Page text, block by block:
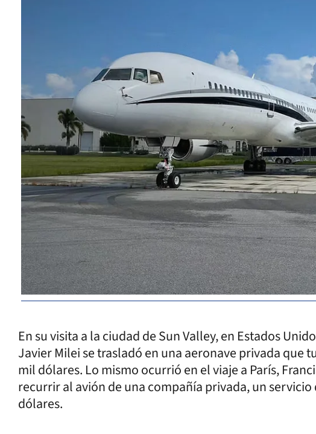
En su visita a la ciudad de Sun Valley, en Estados
Javier Milei se trasladó en una aeronave privada que
mil dólares. Lo mismo ocurrió en el viaje a París,
recurrir al avión de una compañía privada, un
dólares.